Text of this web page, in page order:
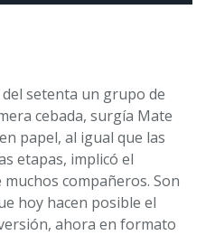
setenta un grupo de
cebada, surgía Mate
papel, al igual que las
etapas, implicó el
compañeros. Son
hoy hacen posible el
ahora en formato